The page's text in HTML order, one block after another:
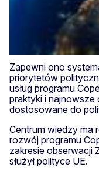
Zapewni ono
priorytetów
usług programu
praktyki i najnowsze
dostosowane do
Centrum wiedzy ma
rozwój programu
zakresie obserwacji
służył polityce UE.